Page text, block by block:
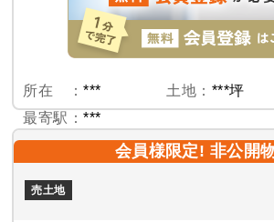
所在 ：***
最寄駅：***
土地： ***坪
会員様限定! 非公開
売土地